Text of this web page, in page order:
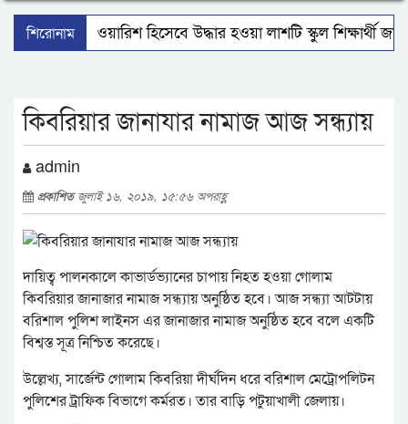
শিরোনাম
আমতলীতে বেওয়ারিশ হিসেবে উদ্ধার হওয়া লাশটি স্কুল শিক্ষার্থী
কিবরিয়ার জানাযার নামাজ আজ সন্ধ্যায়
admin
প্রকাশিতজুলাই ১৬, ২০১৯, ১৫:৫৬ অপরাহ্ণ
দায়িত্ব পালনকালে কাভার্ডভ্যানের চাপায় নিহত হওয়া গোলাম
কিবরিয়ার জানাজার নামাজ সন্ধ্যায় অনুষ্ঠিত হবে। আজ সন্ধ্যা আটটায়
বরিশাল পুলিশ লাইনস এর জানাজার নামাজ অনুষ্ঠিত হবে বলে একটি
বিশ্বস্ত সূত্র নিশ্চিত করেছে।
উল্লেখ্য, সার্জেন্ট গোলাম কিবরিয়া দীর্ঘদিন ধরে বরিশাল মেট্রোপলিটন
পুলিশের ট্রাফিক বিভাগে কর্মরত। তার বাড়ি পটুয়াখালী জেলায়।